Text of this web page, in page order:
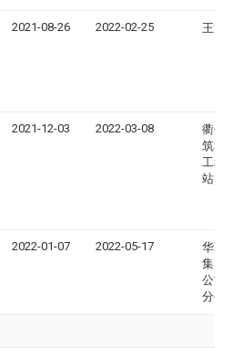
2021-08-26 2022-02-25 王法
2021-12-03 2022-03-08
衢州
筑和
工程
站
2022-01-07 2022-05-17
华茗
集团
公司
分公